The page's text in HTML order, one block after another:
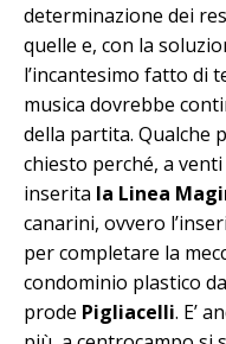
determinazione dei
quelle e, con la
l’incantesimo fatto di
musica dovrebbe
della partita. Qualche
chiesto perché, a
inserita la Linea
canarini, ovvero
per completare la
condominio plastico
prode Pigliacelli. E’